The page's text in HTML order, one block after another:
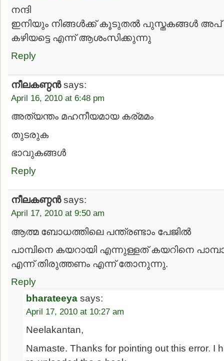
നന്ദി
ഇനിയും നിങ്ങള്‍ക്ക്‌ കൂടുതല്‍ പുസ്തകങ്ങള്‍
കഴിയട്ടെ എന്ന്‌ ആശംസിക്കുന്നു
Reply
നീലകണ്ഠന്‍ says:
April 16, 2010 at 6:48 pm
അത്യന്തം മഹനീയമായ കര്മമം
തുടരുക
ഭാവുകങ്ങള്‍
Reply
നീലകണ്ഠന്‍ says:
April 17, 2010 at 9:50 am
ആത്മ ബോധത്തിലെ പന്ത്രണ്ടാം പേജില്‍
പാമ്പിനെ കയറായി എന്നുള്ളത് കയറിനെ
എന്ന് തിരുത്തണം എന്ന് തോനുന്നു.
Reply
bharateeya says:
April 17, 2010 at 10:27 am
Neelakantan,
Namaste. Thanks for pointing out this error. I